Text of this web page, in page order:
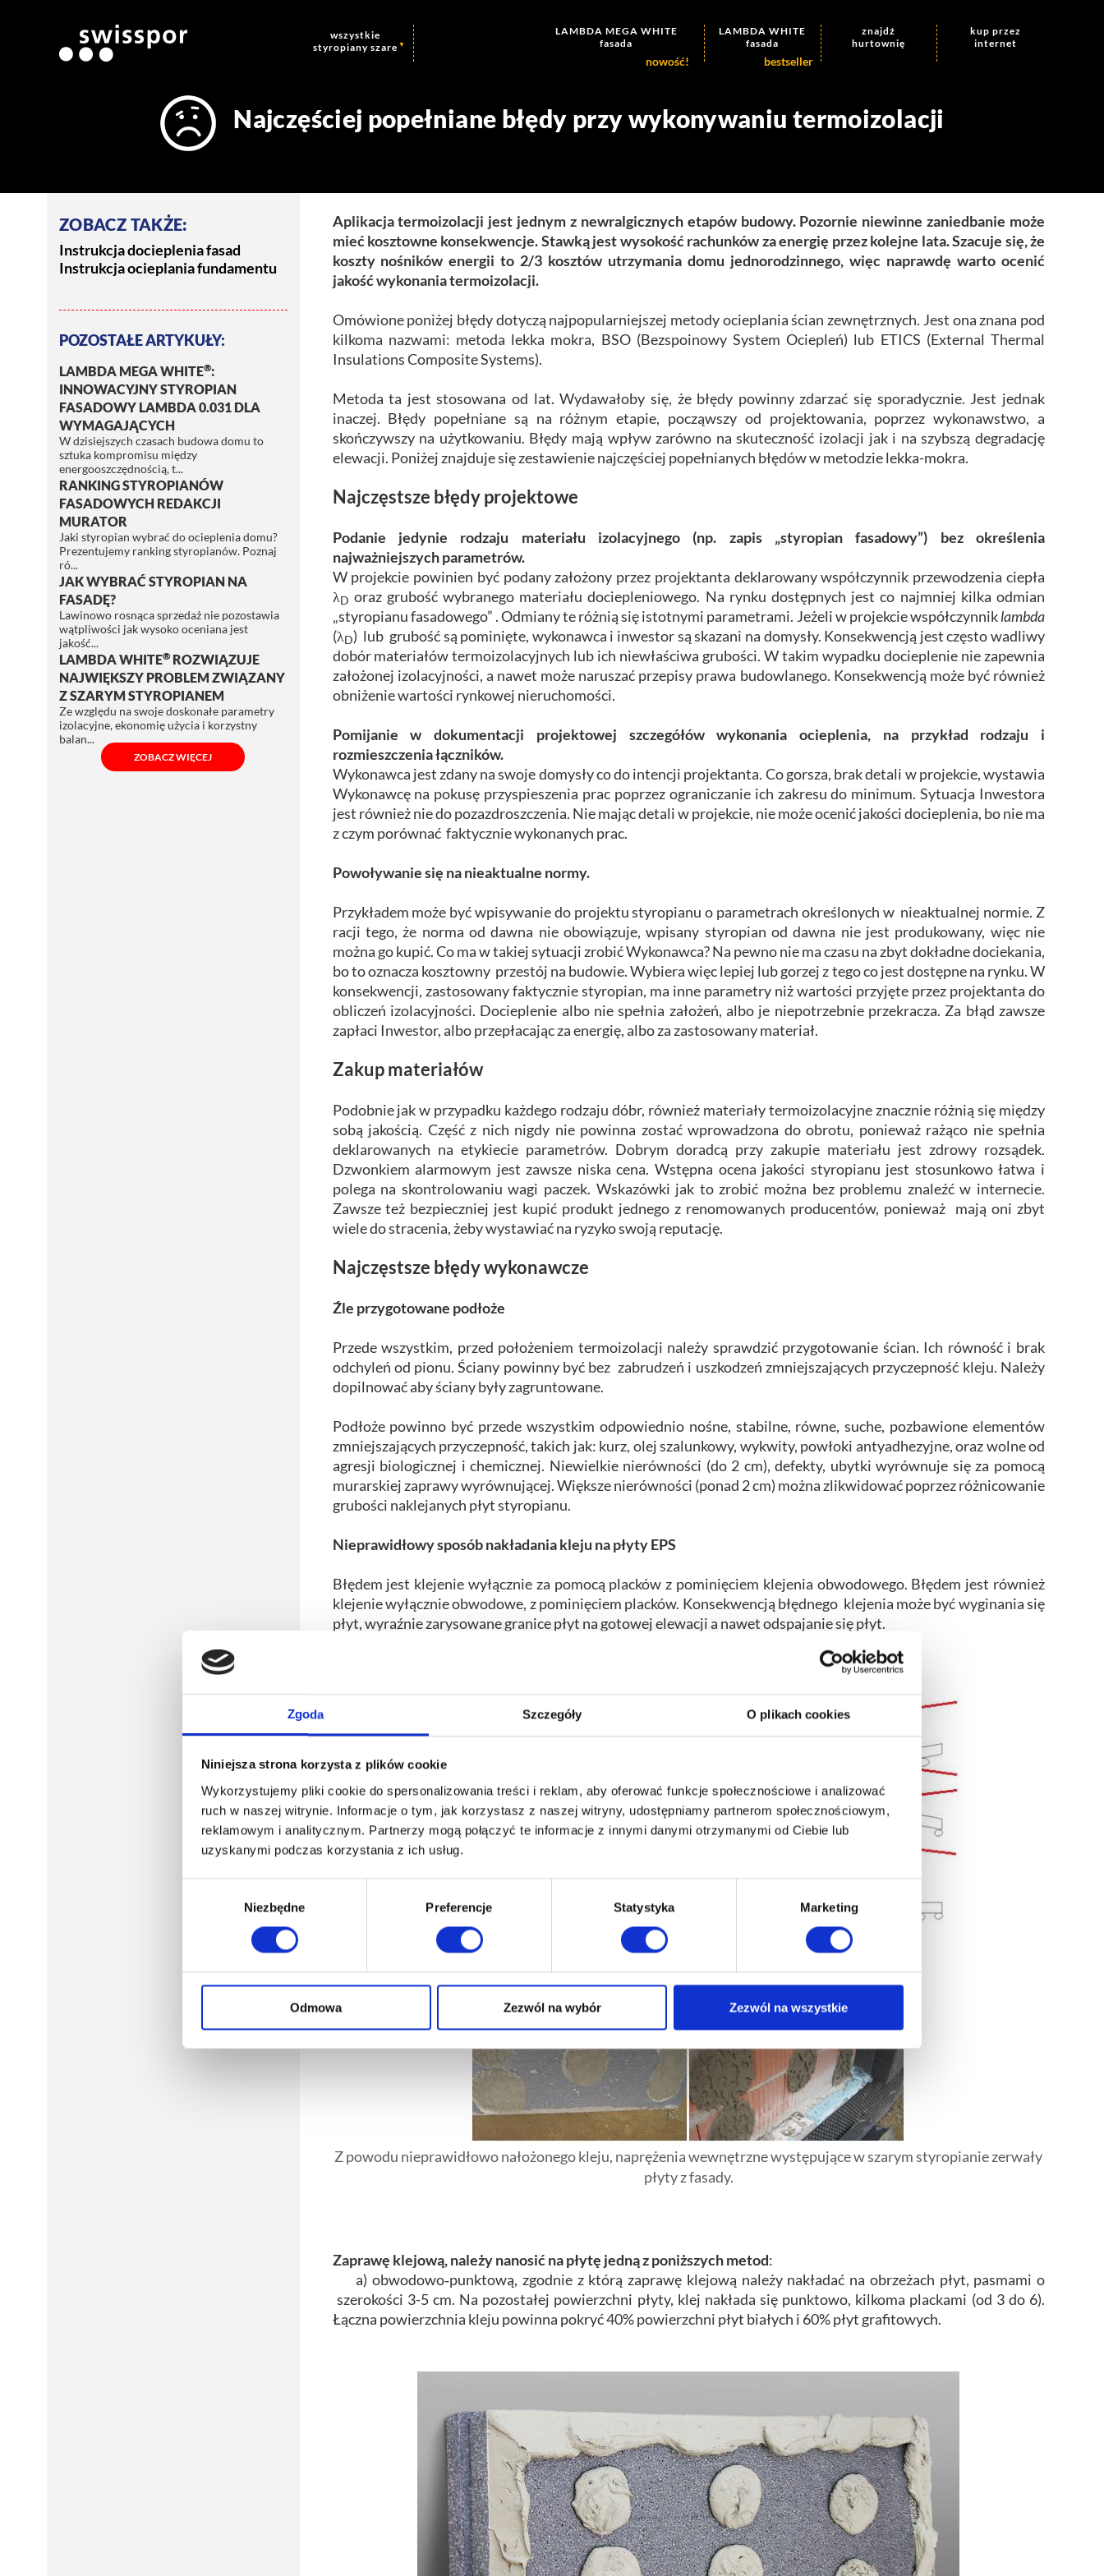
Zgoda Szczegóły O plikach cookies
Niniejsza strona korzysta z plików cookie
Wykorzystujemy pliki cookie do spersonalizowania treści i reklam, aby oferować funkcje społecznościowe i analizować
ruch w naszej witrynie. Informacje o tym, jak korzystasz z naszej witryny, udostępniamy partnerom społecznościowym,
reklamowym i analitycznym. Partnerzy mogą połączyć te informacje z innymi danymi otrzymanymi od Ciebie lub
uzyskanymi podczas korzystania z ich usług.
Niezbędne Preferencje Statystyka Marketing
Odmowa Zezwól na wybór Zezwól na wszystkie
wszystkie
styropiany szare
LAMBDA MEGA WHITE
fasada
LAMBDA WHITE
fasada
znajdź
hurtownię
kup przez
internet
Najczęściej popełniane błędy przy wykonywaniu termoizolacji
ZOBACZ TAKŻE:
Instrukcja docieplenia fasad
Instrukcja ocieplania fundamentu
POZOSTAŁE ARTYKUŁY:
LAMBDA MEGA WHITE®:
INNOWACYJNY STYROPIAN
FASADOWY LAMBDA 0.031 DLA
WYMAGAJĄCYCH
W dzisiejszych czasach budowa domu to
sztuka kompromisu między
energooszczędnością, t...
RANKING STYROPIANÓW
FASADOWYCH REDAKCJI
MURATOR
Jaki styropian wybrać do ocieplenia domu?
Prezentujemy ranking styropianów. Poznaj
ró...
JAK WYBRAĆ STYROPIAN NA
FASADĘ?
Lawinowo rosnąca sprzedaż nie pozostawia
wątpliwości jak wysoko oceniana jest
jakość...
LAMBDA WHITE® ROZWIĄZUJE
NAJWIĘKSZY PROBLEM ZWIĄZANY
Z SZARYM STYROPIANEM
Ze względu na swoje doskonałe parametry
izolacyjne, ekonomię użycia i korzystny
balan...
ZOBACZ WIĘCEJ
Aplikacja termoizolacji jest jednym z newralgicznych etapów budowy. Pozornie niewinne zaniedbanie może
mieć kosztowne konsekwencje. Stawką jest wysokość rachunków za energię przez kolejne lata. Szacuje się, że
koszty nośników energii to 2/3 kosztów utrzymania domu jednorodzinnego, więc naprawdę warto ocenić
jakość wykonania termoizolacji.
Omówione poniżej błędy dotyczą najpopularniejszej metody ocieplania ścian zewnętrznych. Jest ona znana pod
kilkoma nazwami: metoda lekka mokra, BSO (Bezspoinowy System Ociepleń) lub ETICS (External Thermal
Insulations Composite Systems).
Metoda ta jest stosowana od lat. Wydawałoby się, że błędy powinny zdarzać się sporadycznie. Jest jednak
inaczej. Błędy popełniane są na różnym etapie, począwszy od projektowania, poprzez wykonawstwo, a
skończywszy na użytkowaniu. Błędy mają wpływ zarówno na skuteczność izolacji jak i na szybszą degradację
elewacji. Poniżej znajduje się zestawienie najczęściej popełnianych błędów w metodzie lekka-mokra.
Najczęstsze błędy projektowe
Podanie jedynie rodzaju materiału izolacyjnego (np. zapis „styropian fasadowy”) bez określenia
najważniejszych parametrów.
W projekcie powinien być podany założony przez projektanta deklarowany współczynnik przewodzenia ciepła
λD oraz grubość wybranego materiału dociepleniowego. Na rynku dostępnych jest co najmniej kilka odmian
„styropianu fasadowego” . Odmiany te różnią się istotnymi parametrami. Jeżeli w projekcie współczynniklambda
(λD) lub grubość są pominięte, wykonawca i inwestor są skazani na domysły. Konsekwencją jest często wadliwy
dobór materiałów termoizolacyjnych lub ich niewłaściwa grubości. W takim wypadku docieplenie nie zapewnia
założonej izolacyjności, a nawet może naruszać przepisy prawa budowlanego. Konsekwencją może być również
obniżenie wartości rynkowej nieruchomości.
Pomijanie w dokumentacji projektowej szczegółów wykonania ocieplenia, na przykład rodzaju i
rozmieszczenia łączników.
Wykonawca jest zdany na swoje domysły co do intencji projektanta. Co gorsza, brak detali w projekcie, wystawia
Wykonawcę na pokusę przyspieszenia prac poprzez ograniczanie ich zakresu do minimum. Sytuacja Inwestora
jest również nie do pozazdroszczenia. Nie mając detali w projekcie, nie może ocenić jakości docieplenia, bo nie ma
z czym porównać faktycznie wykonanych prac.
Powoływanie się na nieaktualne normy.
Przykładem może być wpisywanie do projektu styropianu o parametrach określonych w nieaktualnej normie. Z
racji tego, że norma od dawna nie obowiązuje, wpisany styropian od dawna nie jest produkowany, więc nie
można go kupić. Co ma w takiej sytuacji zrobić Wykonawca? Na pewno nie ma czasu na zbyt dokładne dociekania,
bo to oznacza kosztowny przestój na budowie. Wybiera więc lepiej lub gorzej z tego co jest dostępne na rynku. W
konsekwencji, zastosowany faktycznie styropian, ma inne parametry niż wartości przyjęte przez projektanta do
obliczeń izolacyjności. Docieplenie albo nie spełnia założeń, albo je niepotrzebnie przekracza. Za błąd zawsze
zapłaci Inwestor, albo przepłacając za energię, albo za zastosowany materiał.
Zakup materiałów
Podobnie jak w przypadku każdego rodzaju dóbr, również materiały termoizolacyjne znacznie różnią się między
sobą jakością. Część z nich nigdy nie powinna zostać wprowadzona do obrotu, ponieważ rażąco nie spełnia
deklarowanych na etykiecie parametrów. Dobrym doradcą przy zakupie materiału jest zdrowy rozsądek.
Dzwonkiem alarmowym jest zawsze niska cena. Wstępna ocena jakości styropianu jest stosunkowo łatwa i
polega na skontrolowaniu wagi paczek. Wskazówki jak to zrobić można bez problemu znaleźć w internecie.
Zawsze też bezpieczniej jest kupić produkt jednego z renomowanych producentów, ponieważ mają oni zbyt
wiele do stracenia, żeby wystawiać na ryzyko swoją reputację.
Najczęstsze błędy wykonawcze
Źle przygotowane podłoże
Przede wszystkim, przed położeniem termoizolacji należy sprawdzić przygotowanie ścian. Ich równość i brak
odchyleń od pionu. Ściany powinny być bez zabrudzeń i uszkodzeń zmniejszających przyczepność kleju. Należy
dopilnować aby ściany były zagruntowane.
Podłoże powinno być przede wszystkim odpowiednio nośne, stabilne, równe, suche, pozbawione elementów
zmniejszających przyczepność, takich jak: kurz, olej szalunkowy, wykwity, powłoki antyadhezyjne, oraz wolne od
agresji biologicznej i chemicznej. Niewielkie nierówności (do 2 cm), defekty, ubytki wyrównuje się za pomocą
murarskiej zaprawy wyrównującej. Większe nierówności (ponad 2 cm) można zlikwidować poprzez różnicowanie
grubości naklejanych płyt styropianu.
Nieprawidłowy sposób nakładania kleju na płyty EPS
Błędem jest klejenie wyłącznie za pomocą placków z pominięciem klejenia obwodowego. Błędem jest również
klejenie wyłącznie obwodowe, z pominięciem placków. Konsekwencją błędnego klejenia może być wyginania się
płyt, wyraźnie zarysowane granice płyt na gotowej elewacji a nawet odspajanie się płyt.
Z powodu nieprawidłowo nałożonego kleju, naprężenia wewnętrzne występujące w szarym styropianie zerwały
płyty z fasady.
Zaprawę klejową, należy nanosić na płytę jedną z poniższych metod:
a) obwodowo‑punktową, zgodnie z którą zaprawę klejową należy nakładać na obrzeżach płyt, pasmami o
szerokości 3-5 cm. Na pozostałej powierzchni płyty, klej nakłada się punktowo, kilkoma plackami (od 3 do 6).
Łączna powierzchnia kleju powinna pokryć 40% powierzchni płyt białych i 60% płyt grafitowych.